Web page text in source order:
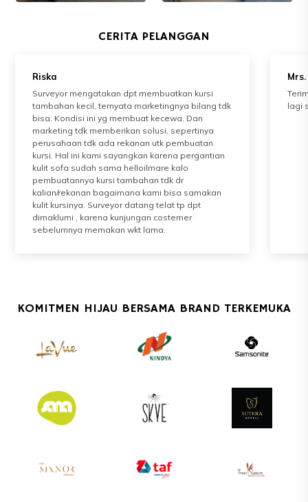
CERITA PELANGGAN
Riska
Surveyor mengatakan dpt membuatkan kursi
tambahan kecil, ternyata marketingnya bilang tdk
bisa. Kondisi ini yg membuat kecewa. Dan
marketing tdk memberikan solusi, sepertinya
perusahaan tdk ada rekanan utk pembuatan
kursi. Hal ini kami sayangkan karena pergantian
kulit sofa sudah sama helloilmare kalo
pembuatannya kursi tambahan tdk dr
kalian/rekanan bagaimana kami bisa samakan
kulit kursinya. Surveyor datang telat tp dpt
dimaklumi , karena kunjungan costemer
sebelumnya memakan wkt lama.
lagi
KOMITMEN HIJAU BERSAMA BRAND TERKEMUKA